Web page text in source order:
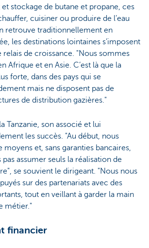
stockage de butane et propane, ces
cuisiner ou produire de l’eau
retrouve traditionnellement en
les destinations lointaines s’imposent
de croissance. "Nous sommes
Afrique et en Asie. C’est là que la
forte, dans des pays qui se
mais ne disposent pas de
de distribution gazières."
Tanzanie, son associé et lui
les succès. "Au début, nous
moyens et, sans garanties bancaires,
assumer seuls la réalisation de
se souvient le dirigeant. "Nous nous
sur des partenariats avec des
tout en veillant à garder la main
métier."
financier